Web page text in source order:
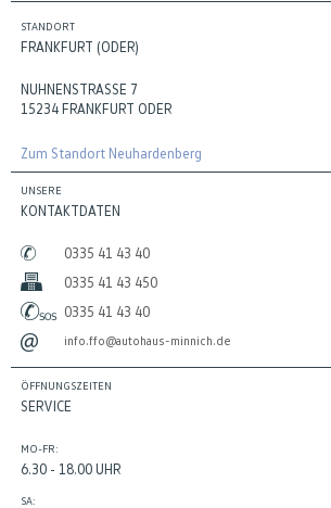
STANDORT
FRANKFURT (ODER)
NUHNENSTRASSE 7
15234 FRANKFURT ODER
Zum Standort Neuhardenberg
UNSERE
KONTAKTDATEN
0335 41 43 40
0335 41 43 450
0335 41 43 40
info.ffo@autohaus-minnich.de
ÖFFNUNGSZEITEN
SERVICE
MO-FR:
6.30 - 18.00 UHR
SA: